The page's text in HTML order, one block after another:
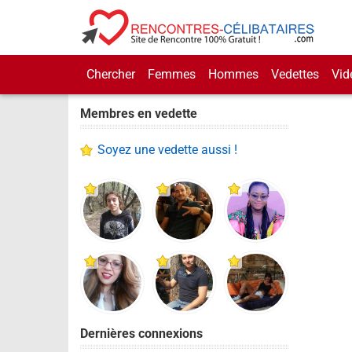
Chercher Femmes Hommes Vedettes
Membres en vedette
Soyez une vedette aussi !
Dernières connexions